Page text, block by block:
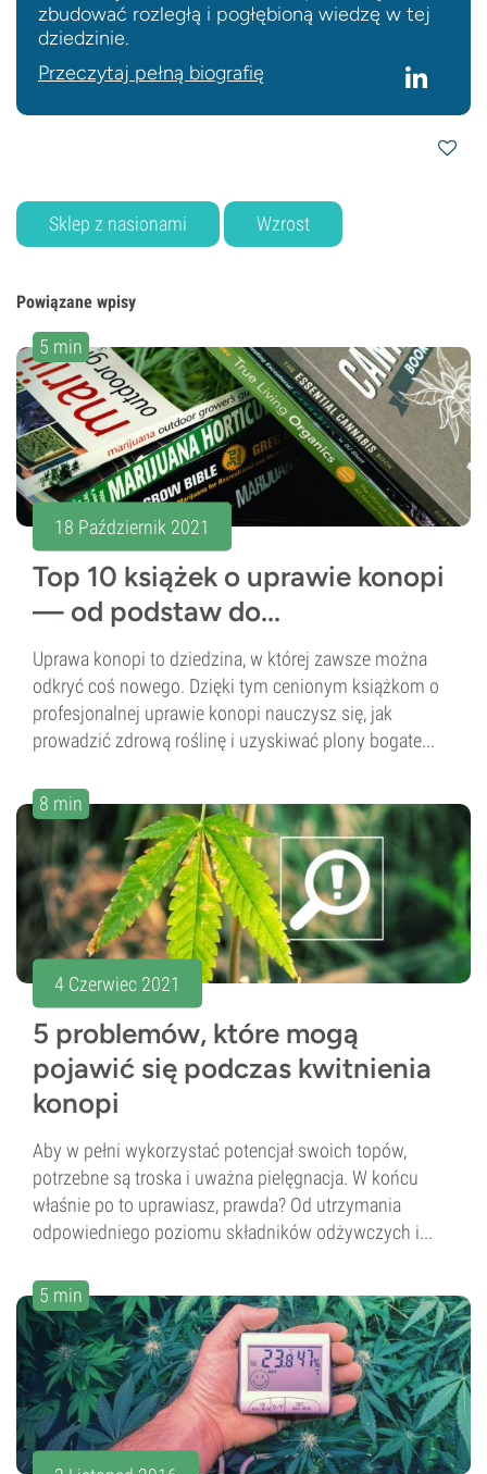
zbudować rozległą i pogłębioną wiedzę w tej
dziedzinie.
Przeczytaj pełną biografię
Sklep z nasionami Wzrost
Powiązane wpisy
5 min
18 Październik 2021
Top 10 książek o uprawie konopi
— od podstaw do...
Uprawa konopi to dziedzina, w której zawsze można
odkryć coś nowego. Dzięki tym cenionym książkom o
profesjonalnej uprawie konopi nauczysz się, jak
prowadzić zdrową roślinę i uzyskiwać plony bogate...
8 min
4 Czerwiec 2021
5 problemów, które mogą
pojawić się podczas kwitnienia
konopi
Aby w pełni wykorzystać potencjał swoich topów,
potrzebne są troska i uważna pielęgnacja. W końcu
właśnie po to uprawiasz, prawda? Od utrzymania
odpowiedniego poziomu składników odżywczych i...
5 min